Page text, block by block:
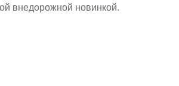
внедорожной новинкой.